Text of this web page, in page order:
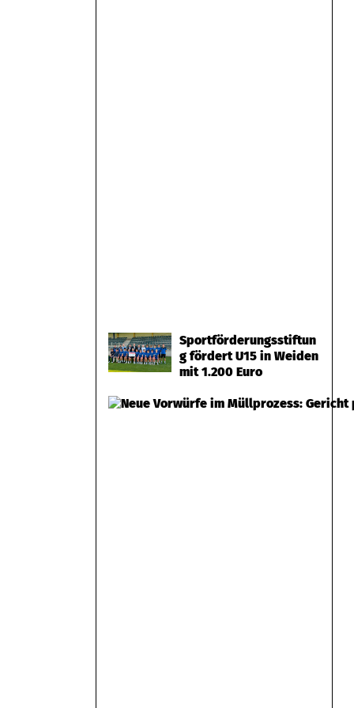
Sportförderungsstiftun
g fördert U15 in Weiden
mit 1.200 Euro